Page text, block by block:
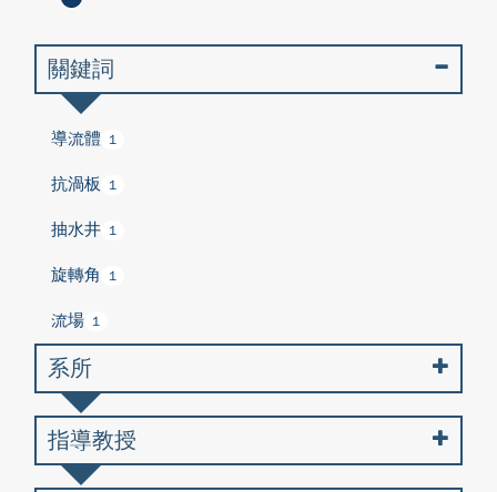
關鍵詞
導流體 1
抗渦板 1
抽水井 1
旋轉角 1
流場 1
系所
指導教授